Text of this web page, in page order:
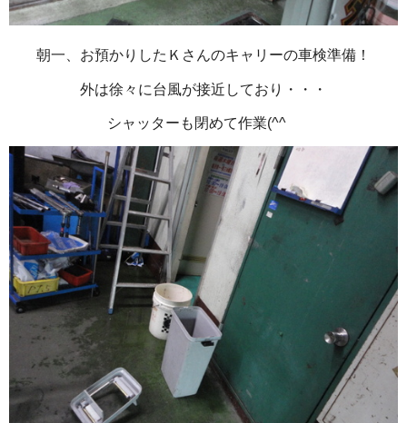
朝一、お預かりしたＫさんのキャリーの車検準備！
外は徐々に台風が接近しており・・・
シャッターも閉めて作業(^^ゞ